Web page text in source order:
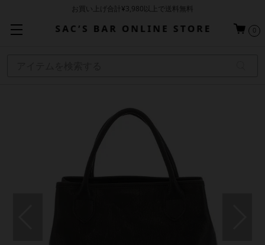
お買い上げ合計¥3,980以上で送料無料
当日～翌営業日を目安に順次発送（一部お取り寄せ商品を除く）
0